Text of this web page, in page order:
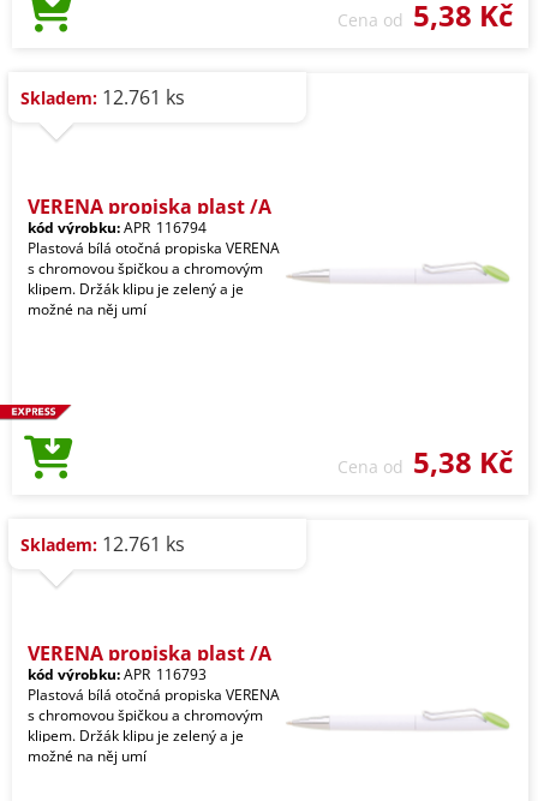
Cena od 5,38 Kč
Skladem: 12.761 ks
VERENA propiska plast /A
kód výrobku:APR_116794
Plastová bílá otočná propiska VERENA
s chromovou špičkou a chromovým
klipem. Držák klipu je zelený a je
možné na něj umí
Cena od 5,38 Kč
Skladem: 12.761 ks
VERENA propiska plast /A
kód výrobku:APR_116793
Plastová bílá otočná propiska VERENA
s chromovou špičkou a chromovým
klipem. Držák klipu je zelený a je
možné na něj umí